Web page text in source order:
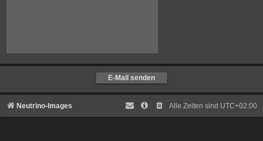
Neutrino-Images Alle Zeiten sind UTC+02:00